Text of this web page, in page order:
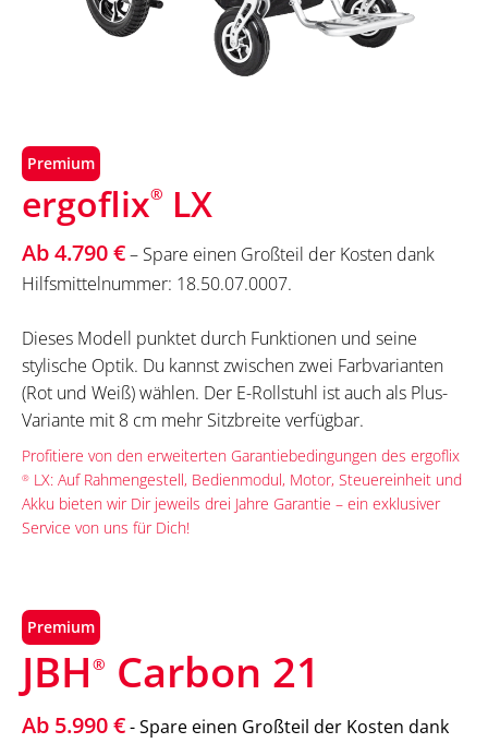
Premium
ergoflix® LX
Ab 4.790 €– Spare einen Großteil der Kosten dank
Hilfsmittelnummer: 18.50.07.0007.
Dieses Modell punktet durch Funktionen und seine
stylische Optik. Du kannst zwischen zwei Farbvarianten
(Rot und Weiß) wählen. Der E-Rollstuhl ist auch als Plus-
Variante mit 8 cm mehr Sitzbreite verfügbar.
Profitiere von den erweiterten Garantiebedingungen des ergoflix
® LX: Auf Rahmengestell, Bedienmodul, Motor, Steuereinheit und
Akku bieten wir Dir jeweils drei Jahre Garantie – ein exklusiver
Service von uns für Dich!
Premium
JBH ® Carbon 21
Ab 5.990 €- Spare einen Großteil der Kosten dank